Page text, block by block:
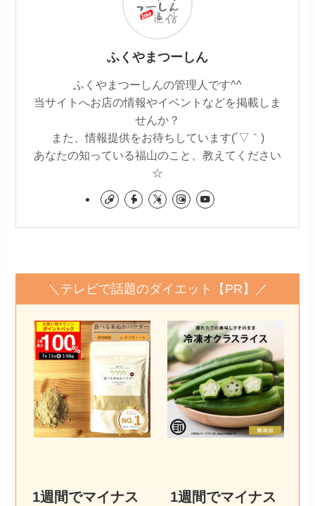
ふくやまつーしん
ふくやまつーしんの管理人です^^
当サイトへお店の情報やイベントなどを掲載しま
せんか？
また、情報提供をお待ちしています(´▽｀)
あなたの知っている福山のこと、教えてください
☆
＼テレビで話題のダイエット【PR】／
1週間でマイナス
1週間でマイナス